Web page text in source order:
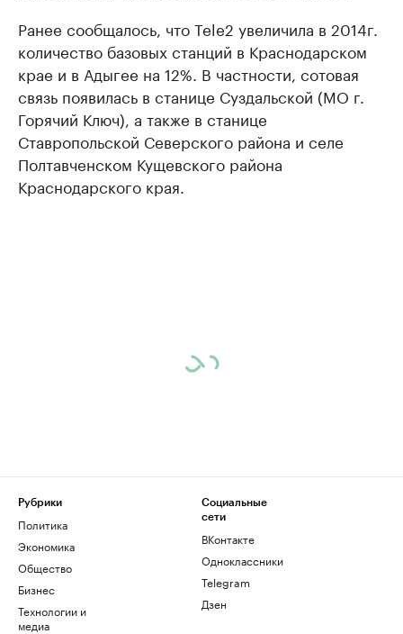
Ранее сообщалось, что Tele2 увеличила в 2014г.
количество базовых станций в Краснодарском
крае и в Адыгее на 12%. В частности, сотовая
связь появилась в станице Суздальской (МО г.
Горячий Ключ), а также в станице
Ставропольской Северского района и селе
Полтавченском Кущевского района
Краснодарского края.
Рубрики
Политика
Экономика
Общество
Бизнес
Технологии и
медиа
Социальные
сети
ВКонтакте
Одноклассники
Telegram
Дзен